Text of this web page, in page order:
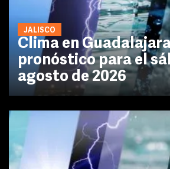
JALISCO
Clima en
pronóstico para el
agosto de 2026